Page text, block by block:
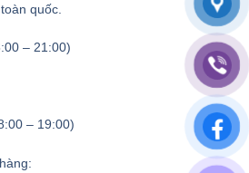
quốc.
– 21:00)
– 19:00)